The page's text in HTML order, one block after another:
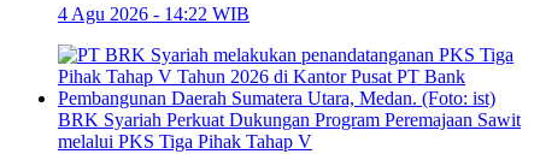
4 Agu 2026 - 14:22 WIB
BRK Syariah Perkuat Dukungan Program Peremajaan Sawit
melalui PKS Tiga Pihak Tahap V